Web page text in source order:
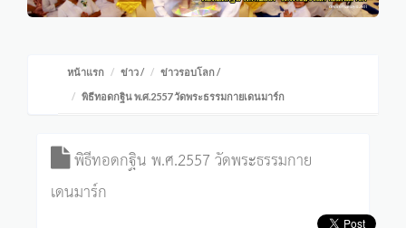
หน้าแรก ข่าว/ ข่าวรอบโลก/
พิธีทอดกฐิน พ.ศ.2557 วัดพระธรรมกายเดนมาร์ก
พิธีทอดกฐิน พ.ศ.2557 วัดพระธรรมกาย
เดนมาร์ก